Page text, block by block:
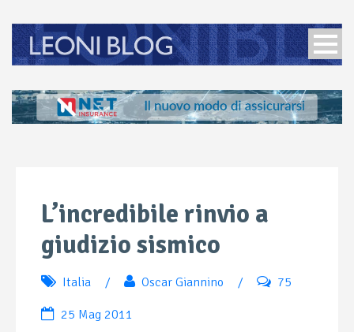
L’incredibile rinvio a
giudizio sismico
Italia / Oscar Giannino / 75
25 Mag 2011